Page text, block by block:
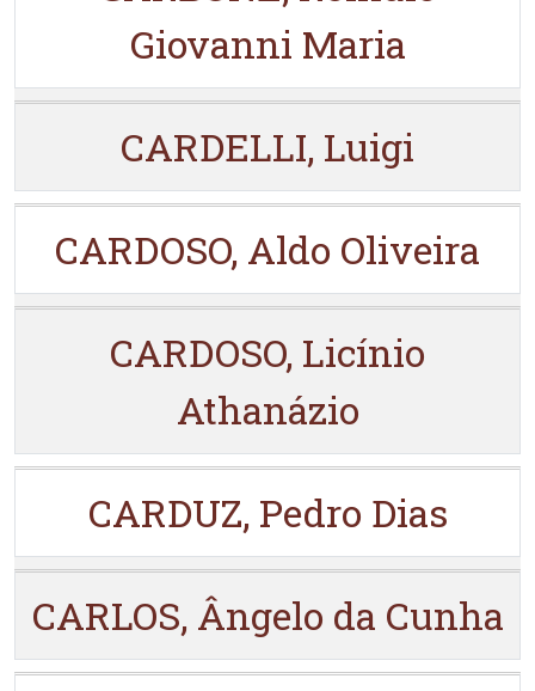
Giovanni Maria
CARDELLI, Luigi
CARDOSO, Aldo Oliveira
CARDOSO, Licínio
Athanázio
CARDUZ, Pedro Dias
CARLOS, Ângelo da Cunha